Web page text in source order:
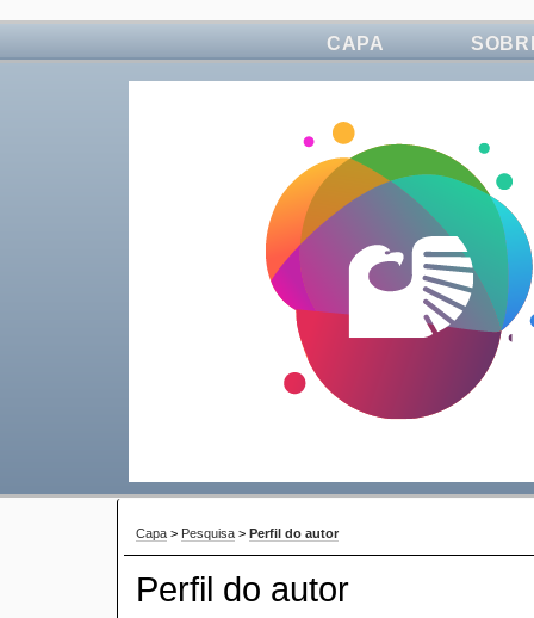
CAPA
Capa > Pesquisa > Perfil do autor
Perfil do autor